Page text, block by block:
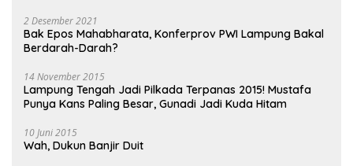
2 Desember 2021
Bak Epos Mahabharata, Konferprov PWI Lampung Bakal
Berdarah-Darah?
14 November 2015
Lampung Tengah Jadi Pilkada Terpanas 2015! Mustafa
Punya Kans Paling Besar, Gunadi Jadi Kuda Hitam
10 Juni 2015
Wah, Dukun Banjir Duit